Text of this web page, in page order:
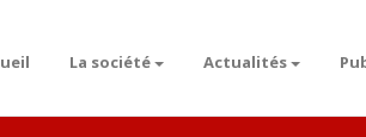
La société Actualités